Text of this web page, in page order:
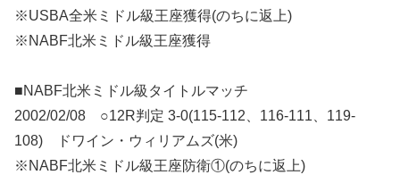
※USBA全米ミドル級王座獲得(のちに返上)
※NABF北米ミドル級王座獲得
■NABF北米ミドル級タイトルマッチ
2002/02/08 ○12R判定 3-0(115-112、116-111、119-
108) ドワイン・ウィリアムズ(米)
※NABF北米ミドル級王座防衛①(のちに返上)